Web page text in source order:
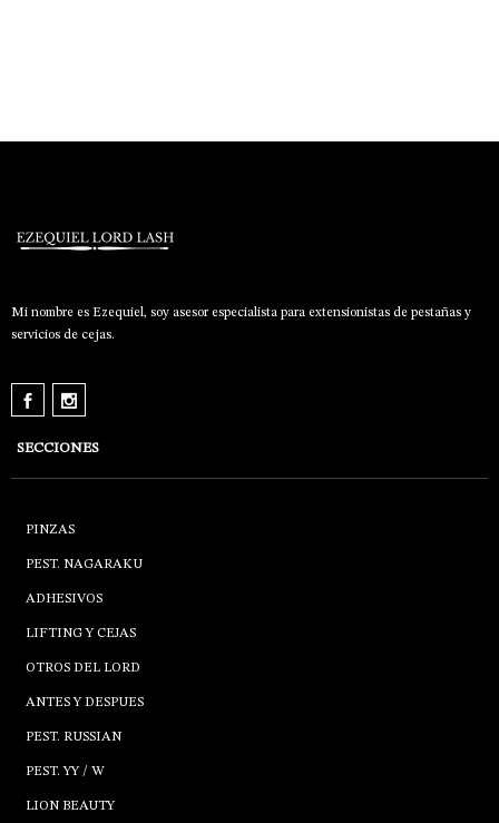
Mi nombre es Ezequiel, soy asesor especialista para extensionistas de pestañas y
servicios de cejas.
SECCIONES
PINZAS
PEST. NAGARAKU
ADHESIVOS
LIFTING Y CEJAS
OTROS DEL LORD
ANTES Y DESPUES
PEST. RUSSIAN
PEST. YY / W
LION BEAUTY